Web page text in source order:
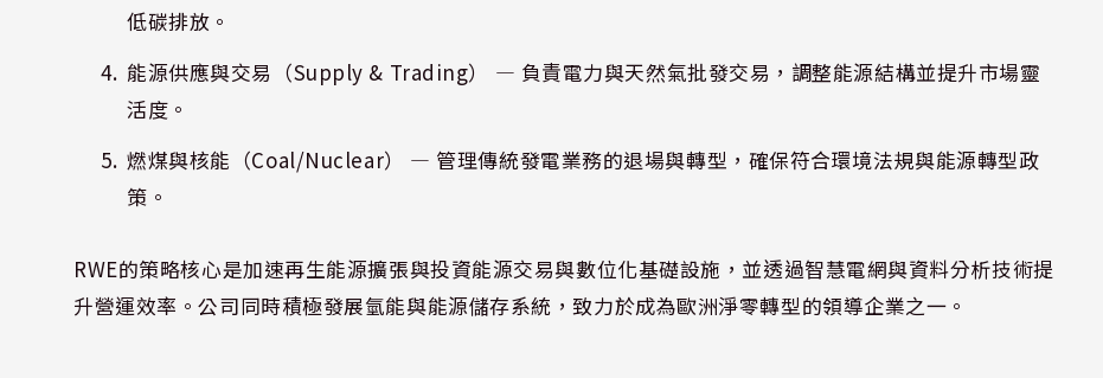
低碳排放。
能源供應與交易（Supply & Trading） — 負責電力與天然氣批發交易，調整能源結構並提升市場靈
活度。
燃煤與核能（Coal/Nuclear） — 管理傳統發電業務的退場與轉型，確保符合環境法規與能源轉型政
策。
RWE的策略核心是加速再生能源擴張與投資能源交易與數位化基礎設施，並透過智慧電網與資料分析技術提
升營運效率。公司同時積極發展氫能與能源儲存系統，致力於成為歐洲淨零轉型的領導企業之一。